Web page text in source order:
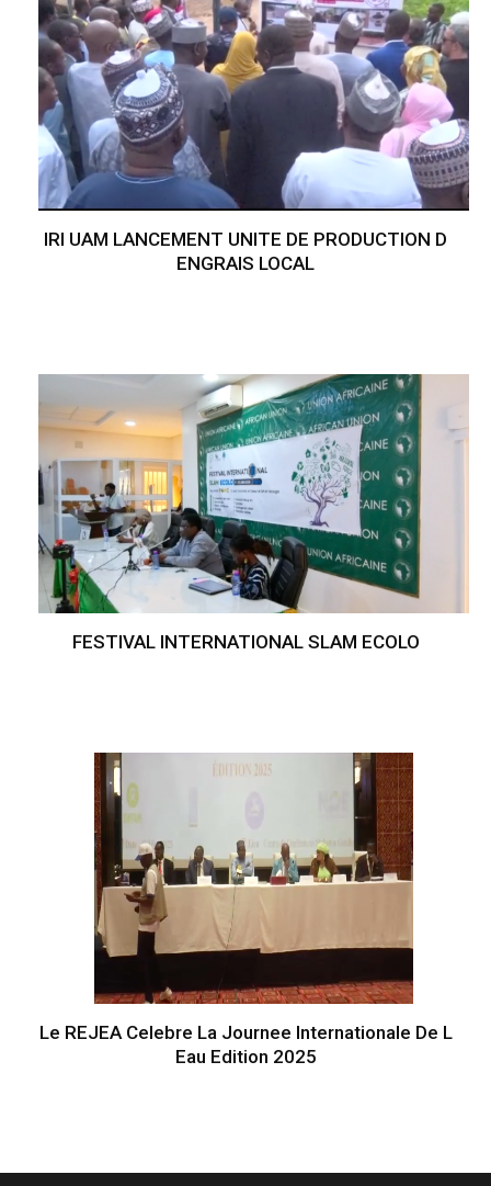
IRI UAM LANCEMENT UNITE DE PRODUCTION D
ENGRAIS LOCAL
FESTIVAL INTERNATIONAL SLAM ECOLO
Le REJEA Celebre La Journee Internationale De L
Eau Edition 2025